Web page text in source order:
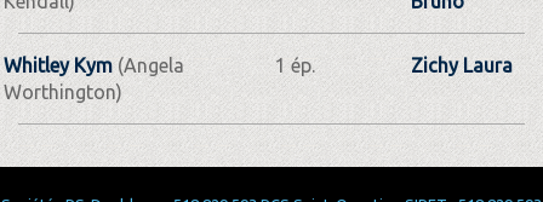
Whitley Kym(Angela
Worthington)
1 ép. Zichy Laura